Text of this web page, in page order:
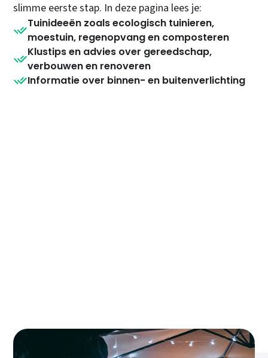
slimme eerste stap. In deze pagina lees je:
Tuinideeën zoals ecologisch tuinieren,
moestuin, regenopvang en composteren
Klustips en advies over gereedschap,
verbouwen en renoveren
Informatie over binnen- en buitenverlichting